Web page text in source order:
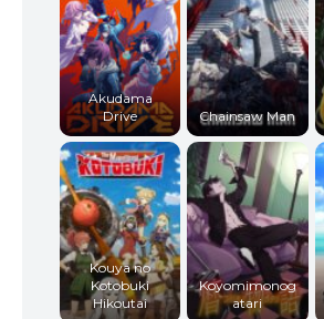
Akudama
Drive
Chainsaw Man
Kouya no
Kotobuki
Hikoutai
Koyomimonog
atari